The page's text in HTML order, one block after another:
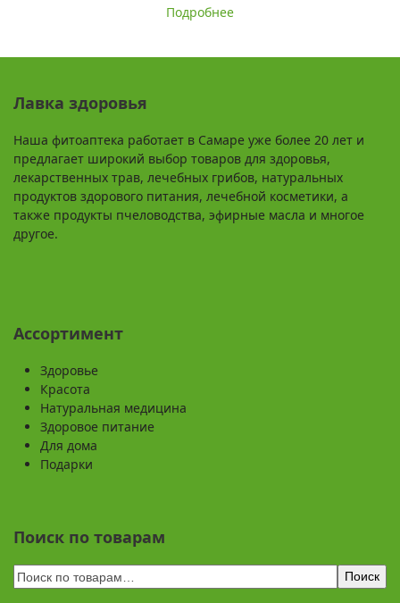
Подробнее
Лавка здоровья
Наша фитоаптека работает в Самаре уже более 20 лет и
предлагает широкий выбор товаров для здоровья,
лекарственных трав, лечебных грибов, натуральных
продуктов здорового питания, лечебной косметики, а
также продукты пчеловодства, эфирные масла и многое
другое.
Ассортимент
Здоровье
Красота
Натуральная медицина
Здоровое питание
Для дома
Подарки
Поиск по товарам
Поиск